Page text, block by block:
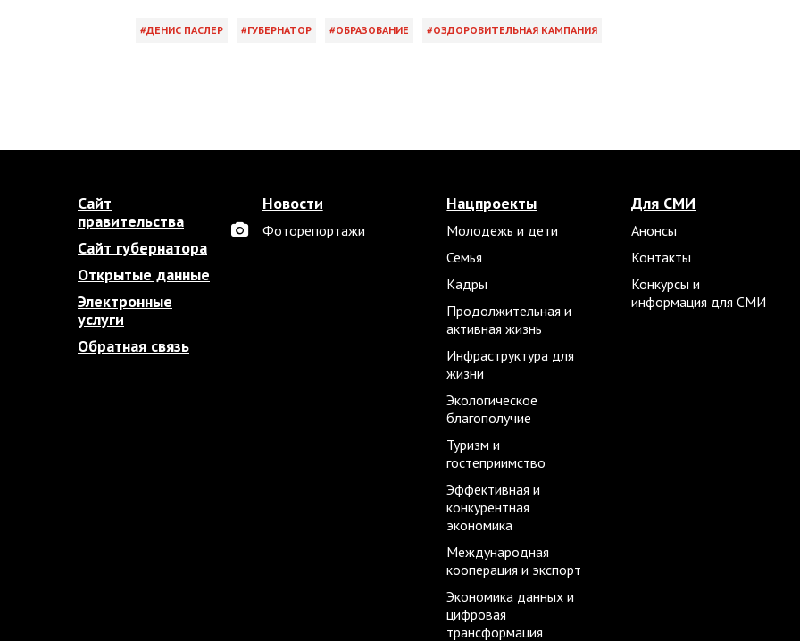
ДЕНИС ПАСЛЕР ГУБЕРНАТОР ОБРАЗОВАНИЕ ОЗДОРОВИТЕЛЬНАЯ КАМПАНИЯ
Сайт
правительства
Сайт губернатора
Открытые данные
Электронные
услуги
Обратная связь
Новости
Фоторепортажи
Нацпроекты
Молодежь и дети
Семья
Кадры
Продолжительная и
активная жизнь
Инфраструктура для
жизни
Экологическое
благополучие
Туризм и
гостеприимство
Эффективная и
конкурентная
экономика
Международная
кооперация и экспорт
Экономика данных и
цифровая
трансформация
Для СМИ
Анонсы
Контакты
Конкурсы и
информация для СМИ